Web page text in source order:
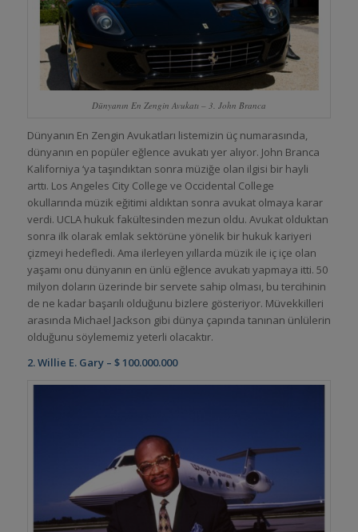
Dünyanın En Zengin Avukatı – 3. John Branca
Dünyanın En Zengin Avukatları listemizin üç numarasında,
dünyanın en popüler eğlence avukatı yer alıyor. John Branca
Kaliforniya ‘ya taşındıktan sonra müziğe olan ilgisi bir hayli
arttı. Los Angeles City College ve Occidental College
okullarında müzik eğitimi aldıktan sonra avukat olmaya karar
verdi. UCLA hukuk fakültesinden mezun oldu. Avukat olduktan
sonra ilk olarak emlak sektörüne yönelik bir hukuk kariyeri
çizmeyi hedefledi. Ama ilerleyen yıllarda müzik ile iç içe olan
yaşamı onu dünyanın en ünlü eğlence avukatı yapmaya itti. 50
milyon doların üzerinde bir servete sahip olması, bu tercihinin
de ne kadar başarılı olduğunu bizlere gösteriyor. Müvekkilleri
arasında Michael Jackson gibi dünya çapında tanınan ünlülerin
olduğunu söylememiz yeterli olacaktır.
2. Willie E. Gary – $ 100.000.000